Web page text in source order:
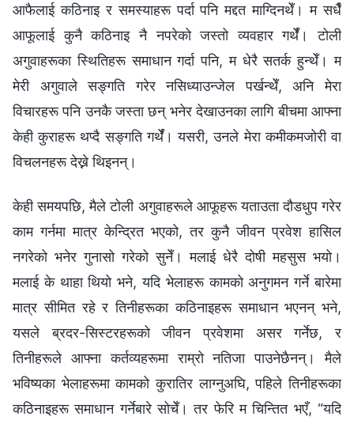
आफैलाई कठिनाइ र समस्याहरू पर्दा पनि मद्दत माग्दिनथेँ। म सधैँ
आफूलाई कुनै कठिनाइ नै नपरेको जस्तो व्यवहार गर्थेँ। टोली
अगुवाहरूका स्थितिहरू समाधान गर्दा पनि, म धेरै सतर्क हुन्थेँ। म
मेरी अगुवाले सङ्गति गरेर नसिध्याउन्जेल पर्खन्थेँ, अनि मेरा
विचारहरू पनि उनकै जस्ता छन् भनेर देखाउनका लागि बीचमा आफ्ना
केही कुराहरू थप्दै सङ्गति गर्थेँ। यसरी, उनले मेरा कमीकमजोरी वा
विचलनहरू देख्ने थिइनन्।
केही समयपछि, मैले टोली अगुवाहरूले आफूहरू यताउता दौडधुप गरेर
काम गर्नमा मात्र केन्द्रित भएको, तर कुनै जीवन प्रवेश हासिल
नगरेको भनेर गुनासो गरेको सुनेँ। मलाई धेरै दोषी महसुस भयो।
मलाई के थाहा थियो भने, यदि भेलाहरू कामको अनुगमन गर्ने बारेमा
मात्र सीमित रहे र तिनीहरूका कठिनाइहरू समाधान भएनन् भने,
यसले ब्रदर-सिस्टरहरूको जीवन प्रवेशमा असर गर्नेछ, र
तिनीहरूले आफ्ना कर्तव्यहरूमा राम्रो नतिजा पाउनेछैनन्। मैले
भविष्यका भेलाहरूमा कामको कुरातिर लाग्नुअघि, पहिले तिनीहरूका
कठिनाइहरू समाधान गर्नेबारे सोचेँ। तर फेरि म चिन्तित भएँ, “यदि